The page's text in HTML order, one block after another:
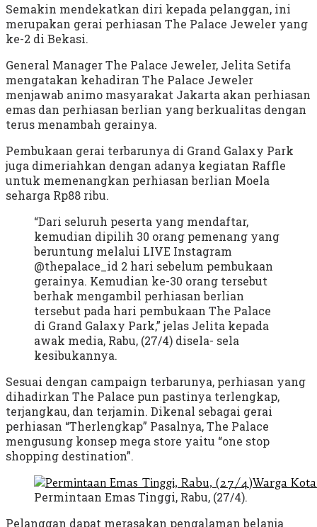
Semakin mendekatkan diri kepada pelanggan, ini
merupakan gerai perhiasan The Palace Jeweler yang
ke-2 di Bekasi.
General Manager The Palace Jeweler, Jelita Setifa
mengatakan kehadiran The Palace Jeweler
menjawab animo masyarakat Jakarta akan perhiasan
emas dan perhiasan berlian yang berkualitas dengan
terus menambah gerainya.
Pembukaan gerai terbarunya di Grand Galaxy Park
juga dimeriahkan dengan adanya kegiatan Raffle
untuk memenangkan perhiasan berlian Moela
seharga Rp88 ribu.
“Dari seluruh peserta yang mendaftar,
kemudian dipilih 30 orang pemenang yang
beruntung melalui LIVE Instagram
@thepalace_id 2 hari sebelum pembukaan
gerainya. Kemudian ke-30 orang tersebut
berhak mengambil perhiasan berlian
tersebut pada hari pembukaan The Palace
di Grand Galaxy Park,” jelas Jelita kepada
awak media, Rabu, (27/4) disela- sela
kesibukannya.
Sesuai dengan campaign terbarunya, perhiasan yang
dihadirkan The Palace pun pastinya terlengkap,
terjangkau, dan terjamin. Dikenal sebagai gerai
perhiasan “Therlengkap” Pasalnya, The Palace
mengusung konsep mega store yaitu “one stop
shopping destination”.
Permintaan Emas Tinggi, Rabu, (27/4).
Pelanggan dapat merasakan pengalaman belanja